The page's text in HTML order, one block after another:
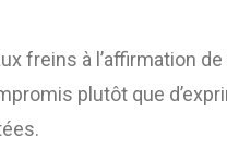
freins à l’affirmation
plutôt que